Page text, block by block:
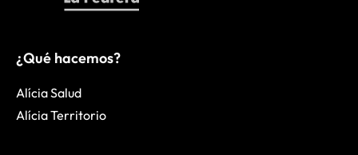
¿Qué hacemos?
Alícia Salud
Alícia Territorio